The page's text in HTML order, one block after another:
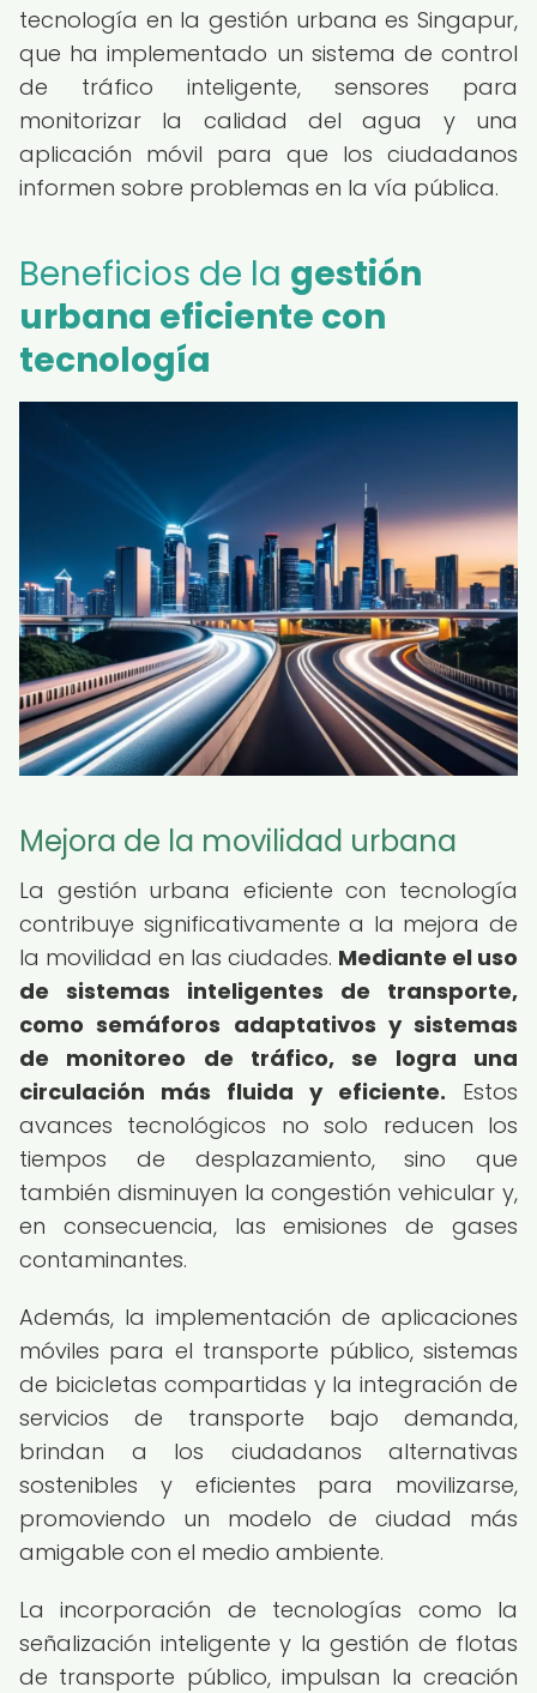
tecnología en la gestión urbana es Singapur,
que ha implementado un sistema de control
de tráfico inteligente, sensores para
monitorizar la calidad del agua y una
aplicación móvil para que los ciudadanos
informen sobre problemas en la vía pública.
Beneficios de la gestión
urbana eficiente con
tecnología
Mejora de la movilidad urbana
La gestión urbana eficiente con tecnología
contribuye significativamente a la mejora de
la movilidad en las ciudades. Mediante el uso
de sistemas inteligentes de transporte,
como semáforos adaptativos y sistemas
de monitoreo de tráfico, se logra una
circulación más fluida y eficiente. Estos
avances tecnológicos no solo reducen los
tiempos de desplazamiento, sino que
también disminuyen la congestión vehicular y,
en consecuencia, las emisiones de gases
contaminantes.
Además, la implementación de aplicaciones
móviles para el transporte público, sistemas
de bicicletas compartidas y la integración de
servicios de transporte bajo demanda,
brindan a los ciudadanos alternativas
sostenibles y eficientes para movilizarse,
promoviendo un modelo de ciudad más
amigable con el medio ambiente.
La incorporación de tecnologías como la
señalización inteligente y la gestión de flotas
de transporte público, impulsan la creación